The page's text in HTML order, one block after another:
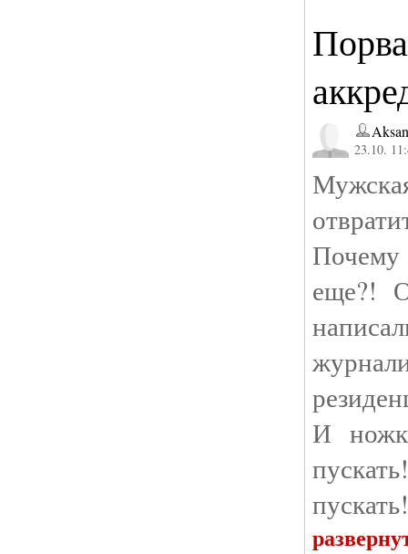
23.10.
еще?!
И
пускать!